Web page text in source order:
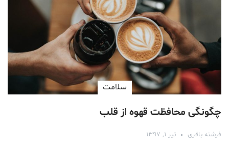
سلامت
چگونگی محافظت قهوه از قلب
فرشته باقری تیر ۱, ۱۳۹۷